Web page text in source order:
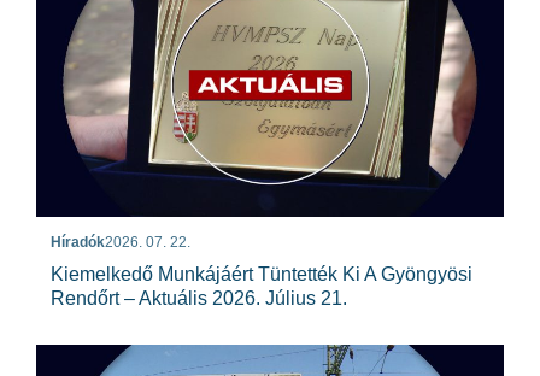
Híradók2026. 07. 22.
Kiemelkedő Munkájáért Tüntették Ki A Gyöngyösi
Rendőrt – Aktuális 2026. Július 21.